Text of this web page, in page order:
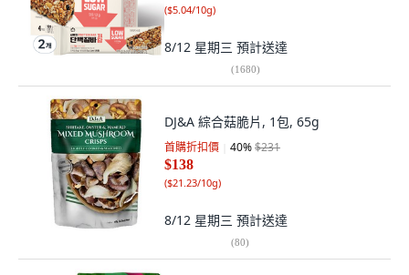
($5.04/10g)
8/12 星期三 預計送達
(1680)
DJ&A 綜合菇脆片, 1包, 65g
首購折扣價 40%$231
$138
($21.23/10g)
8/12 星期三 預計送達
(80)